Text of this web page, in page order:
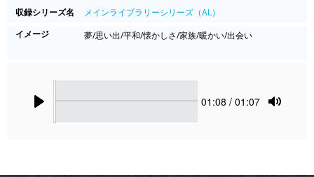
収録シリーズ名
メインライブラリーシリーズ（AL）
イメージ
夢/思い出/平和/懐かしさ/家族/暖かい/出会い
Current
01:08 / 01:07